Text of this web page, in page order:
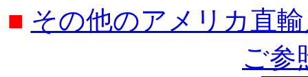
■ その他のアメリカ直
ご参